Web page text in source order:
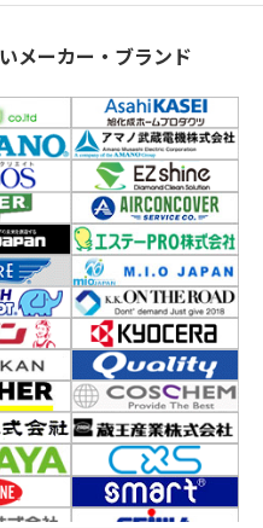
メーカー・ブランド